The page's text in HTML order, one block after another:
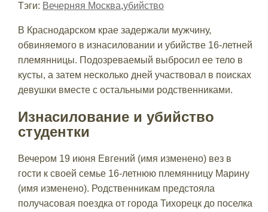
Тэги: Вечерняя Москва,убийство
В Краснодарском крае задержали мужчину,
обвиняемого в изнасиловании и убийстве 16-летней
племянницы. Подозреваемый выбросил ее тело в
кусты, а затем несколько дней участвовал в поисках
девушки вместе с остальными родственниками.
Изнасилование и убийство
студентки
Вечером 19 июня Евгений (имя изменено) вез в
гости к своей семье 16-летнюю племянницу Марину
(имя изменено). Родственникам предстояла
получасовая поездка от города Тихорецк до поселка